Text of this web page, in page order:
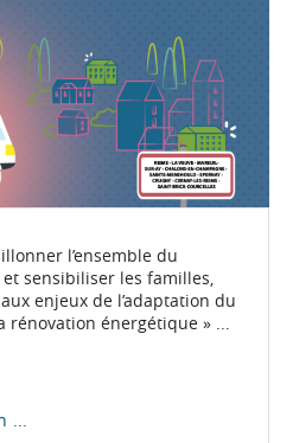
l’ensemble du
sensibiliser les familles,
enjeux de l’adaptation du
rénovation énergétique » ...
...